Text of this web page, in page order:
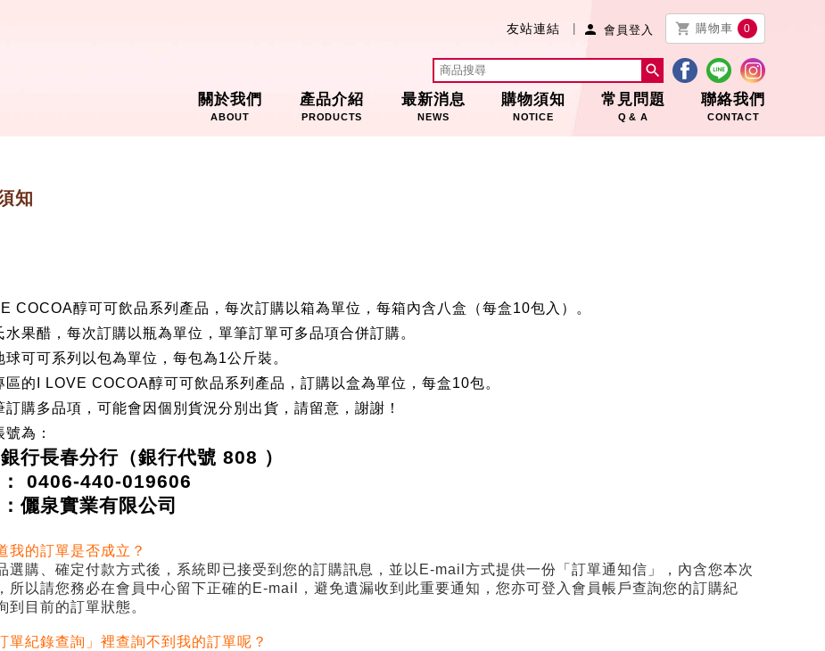
友站連結  會員登入  購物車 0

關於我們
ABOUT
產品介紹
PRODUCTS
最新消息
NEWS
購物須知
NOTICE
常見問題
Q & A
聯絡我們
CONTACT
知
COCOA醇可可飲品系列產品，每次訂購以箱為單位，每箱內含八盒（每盒10包入）。
水果醋，每次訂購以瓶為單位，單筆訂單可多品項合併訂購。
球可可系列以包為單位，每包為1公斤裝。
區的 I LOVE COCOA醇可可飲品系列產品，訂購以盒為單位，每盒10包。
訂購多品項，可能會因個別貨況分別出貨，請留意，謝謝！
號為：
行長春分行（銀行代號 808 ）
0406-440-019606
儷泉實業有限公司
我的訂單是否成立？
選購、確定付款方式後，系統即已接受到您的訂購訊息，並以 E-mail 方式提供一份「訂單通知信」，內含您本次
所以請您務必在會員中心留下正確的 E-mail
，避免遺漏收到此重要通知，您亦可登入會員帳戶查詢您的訂購紀
到目前的訂單狀態。
單紀錄查詢」裡查詢不到我的訂單呢？